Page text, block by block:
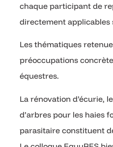
chaque participant de
directement applicables
Les thématiques
préoccupations
équestres.
La rénovation d’écurie,
d’arbres pour les haies
parasitaire constituent